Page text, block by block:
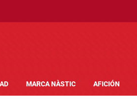
MARCA NÀSTIC AFICIÓN